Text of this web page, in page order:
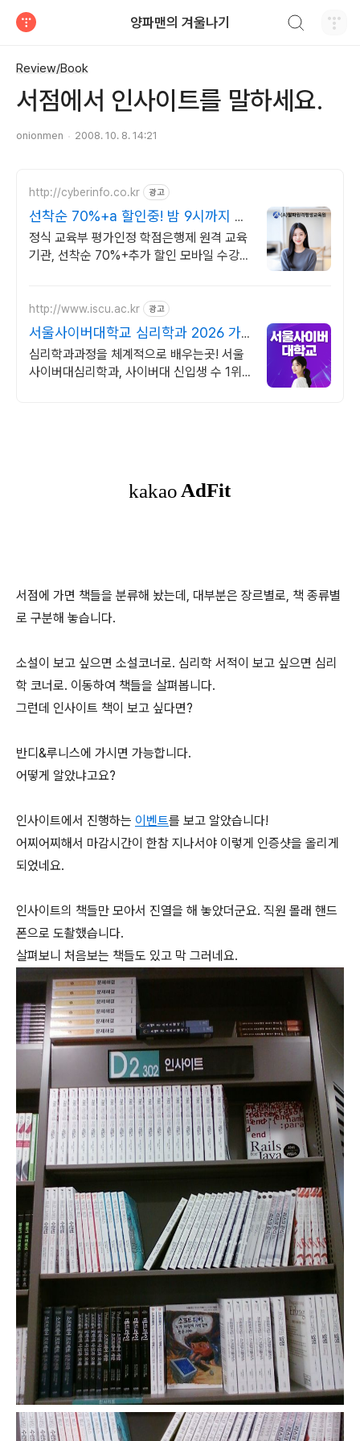
양파맨의 겨울나기
Review/Book
서점에서 인사이트를 말하세요.
onionmen 2008. 10. 8. 14:21
http://cyberinfo.co.kr 광고
선착순 70%+a 할인중! 밤 9시까지 상
담가능!
정식 교육부 평가인정 학점은행제 원격 교육
기관, 선착순 70%+추가 할인 모바일 수강
http://www.iscu.ac.kr 광고
서울사이버대학교 심리학과 2026 가
을학기 신편입생
심리학과과정을 체계적으로 배우는곳! 서울
사이버대심리학과, 사이버대 신입생 수 1위
서점에 가면 책들을 분류해 놨는데, 대부분은 장르별로, 책 종류별
로 구분해 놓습니다.
소설이 보고 싶으면 소설코너로. 심리학 서적이 보고 싶으면 심리
학 코너로. 이동하여 책들을 살펴봅니다.
그런데 인사이트 책이 보고 싶다면?
반디&루니스에 가시면 가능합니다.
어떻게 알았냐고요?
인사이트에서 진행하는 이벤트를 보고 알았습니다!
어찌어찌해서 마감시간이 한참 지나서야 이렇게 인증샷을 올리게
되었네요.
인사이트의 책들만 모아서 진열을 해 놓았더군요. 직원 몰래 핸드
폰으로 도촬했습니다.
살펴보니 처음보는 책들도 있고 막 그러네요.